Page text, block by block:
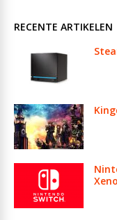
RECENTE ARTIKELEN